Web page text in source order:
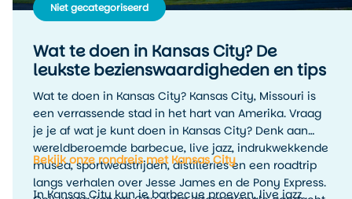
Niet gecategoriseerd
Wat te doen in Kansas City? De
leukste bezienswaardigheden en tips
Wat te doen in Kansas City? Kansas City, Missouri is
een verrassende stad in het hart van Amerika. Vraag
je je af wat je kunt doen in Kansas City? Denk aan
wereldberoemde barbecue, live jazz, indrukwekkende
musea, sportwedstrijden, distilleries en een roadtrip
langs verhalen over Jesse James en de Pony Express.
Bekijk onze rondreis met Kansas City
In Kansas City kun je barbecue proeven, live jazz